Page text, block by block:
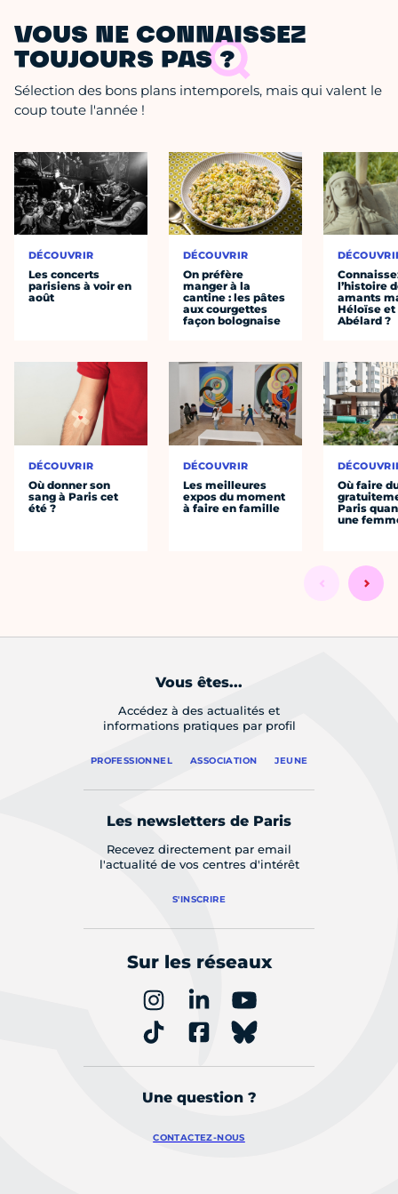
VOUS NE CONNAISSEZ
TOUJOURS PAS ?
Sélection des bons plans intemporels, mais qui valent le
coup toute l'année !
DÉCOUVRIR
Les concerts
parisiens à voir en
août
DÉCOUVRIR
Où donner son
sang à Paris cet
été ?
DÉCOUVRIR
On préfère
manger à la
cantine : les pâtes
aux courgettes
façon bolognaise
DÉCOUVRIR
Les meilleures
expos du moment
à faire en famille
l’histoire
amants
Héloïse et
Abélard ?
Où faire
Paris
une
Vous êtes...
Accédez à des actualités et
informations pratiques par profil
PROFESSIONNEL ASSOCIATION JEUNE
Les newsletters de Paris
Recevez directement par email
l'actualité de vos centres d'intérêt
S'INSCRIRE
Sur les réseaux
Une question ?
CONTACTEZ-NOUS